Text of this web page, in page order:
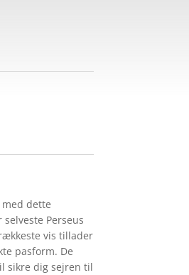
dette
Perseus
vis tillader
pasform. De
sikre dig sejren til